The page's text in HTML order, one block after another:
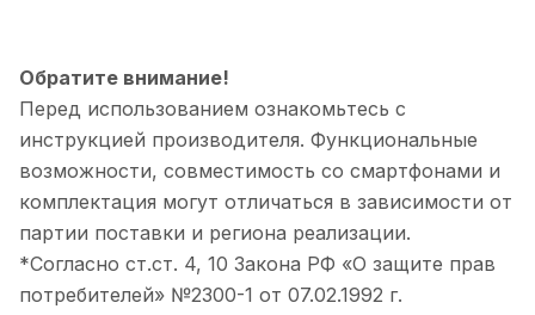
Обратите внимание!
Перед использованием ознакомьтесь с
инструкцией производителя. Функциональные
возможности, совместимость со смартфонами и
комплектация могут отличаться в зависимости от
партии поставки и региона реализации.
*Согласно ст.ст. 4, 10 Закона РФ «О защите прав
потребителей» №2300-1 от 07.02.1992 г.